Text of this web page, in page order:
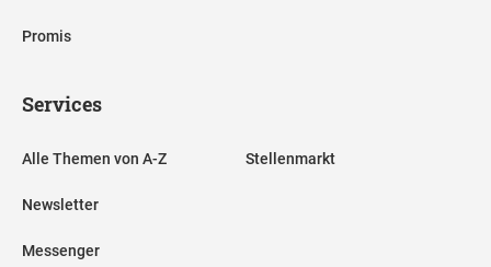
Promis
Services
Alle Themen von A-Z
Newsletter
Messenger
Stellenmarkt